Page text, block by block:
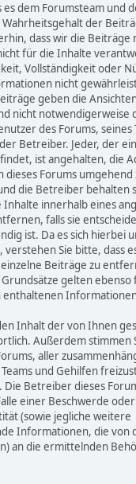
es dem Forumsteam und
der
dass wir die Beiträge
für die Inhalte
Vollständigkeit oder
nicht
geben die
nicht notwendigerweise
des Forums, seines
Betreiber. Jeder, der
ist angehalten, die
Forums
die Betreiber behalten
Inhalte innerhalb eines
falls sie
ist. Da es sich hierbei
Sie bitte, dass
Beiträge zu
gelten ebenso
Inhalt der von Ihnen
Außerdem stimmen
aller
und Gehilfen
Die Betreiber dieses
einer Beschwerde
(sowie jegliche weitere
Informationen, die von
an die ermittelnden